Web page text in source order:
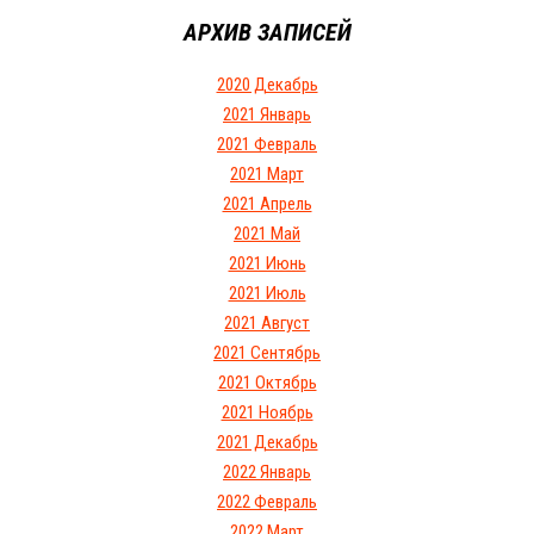
АРХИВ ЗАПИСЕЙ
2020 Декабрь
2021 Январь
2021 Февраль
2021 Март
2021 Апрель
2021 Май
2021 Июнь
2021 Июль
2021 Август
2021 Сентябрь
2021 Октябрь
2021 Ноябрь
2021 Декабрь
2022 Январь
2022 Февраль